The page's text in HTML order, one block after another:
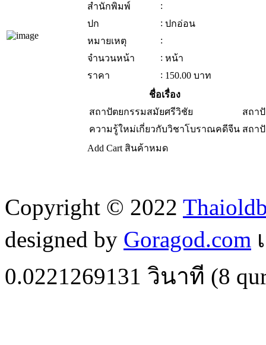
สำนักพิมพ์
:
ปก
: ปกอ่อน
หมายเหตุ
:
จำนวนหน้า
: หน้า
ราคา
: 150.00 บาท
ชื่อเรื่อง
สถาปัตยกรรมสมัยศรีวิชัย
สถา
ความรู้ใหม่เกี่ยวกับวิชาโบราณคดีจีน สถา
Add Cart สินค้าหมด
Copyright © 2022
designed by Goragod.com
0.0221269131 วินาที (8